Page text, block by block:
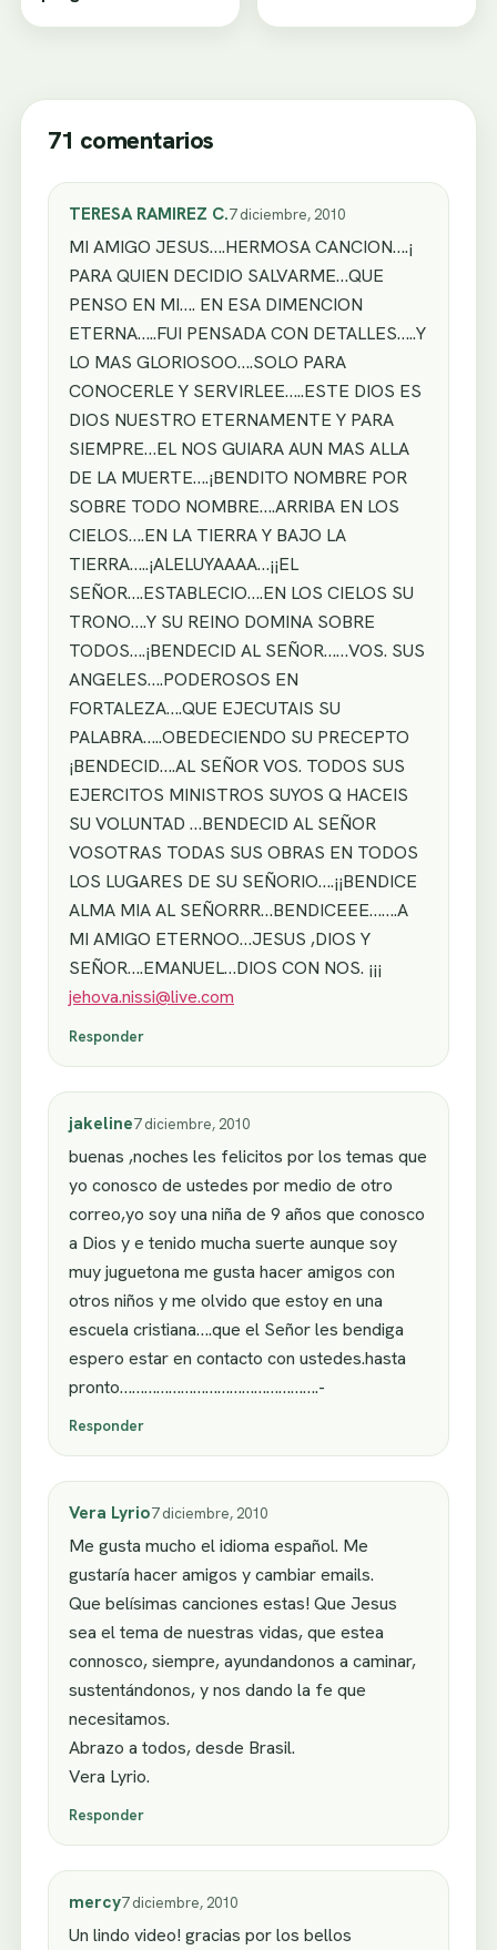
71 comentarios
TERESA RAMIREZ C.7 diciembre, 2010
MI AMIGO JESUS….HERMOSA CANCION….¡
PARA QUIEN DECIDIO SALVARME…QUE
PENSO EN MI…. EN ESA DIMENCION
ETERNA…..FUI PENSADA CON DETALLES…..Y
LO MAS GLORIOSOO….SOLO PARA
CONOCERLE Y SERVIRLEE…..ESTE DIOS ES
DIOS NUESTRO ETERNAMENTE Y PARA
SIEMPRE…EL NOS GUIARA AUN MAS ALLA
DE LA MUERTE….¡BENDITO NOMBRE POR
SOBRE TODO NOMBRE….ARRIBA EN LOS
CIELOS….EN LA TIERRA Y BAJO LA
TIERRA…..¡ALELUYAAAA…¡¡EL
SEÑOR….ESTABLECIO….EN LOS CIELOS SU
TRONO….Y SU REINO DOMINA SOBRE
TODOS….¡BENDECID AL SEÑOR……VOS. SUS
ANGELES….PODEROSOS EN
FORTALEZA….QUE EJECUTAIS SU
PALABRA…..OBEDECIENDO SU PRECEPTO
¡BENDECID….AL SEÑOR VOS. TODOS SUS
EJERCITOS MINISTROS SUYOS Q HACEIS
SU VOLUNTAD …BENDECID AL SEÑOR
VOSOTRAS TODAS SUS OBRAS EN TODOS
LOS LUGARES DE SU SEÑORIO….¡¡BENDICE
ALMA MIA AL SEÑORRR…BENDICEEE…….A
MI AMIGO ETERNOO…JESUS ,DIOS Y
SEÑOR….EMANUEL…DIOS CON NOS. ¡¡¡
jehova.nissi@live.com
Responder
jakeline7 diciembre, 2010
buenas ,noches les felicitos por los temas que
yo conosco de ustedes por medio de otro
correo,yo soy una niña de 9 años que conosco
a Dios y e tenido mucha suerte aunque soy
muy juguetona me gusta hacer amigos con
otros niños y me olvido que estoy en una
escuela cristiana….que el Señor les bendiga
espero estar en contacto con ustedes.hasta
pronto………………………………………….-
Responder
Vera Lyrio7 diciembre, 2010
Me gusta mucho el idioma español. Me
gustaría hacer amigos y cambiar emails.
Que belísimas canciones estas! Que Jesus
sea el tema de nuestras vidas, que estea
connosco, siempre, ayundandonos a caminar,
sustentándonos, y nos dando la fe que
necesitamos.
Abrazo a todos, desde Brasil.
Vera Lyrio.
Responder
mercy7 diciembre, 2010
Un lindo video! gracias por los bellos